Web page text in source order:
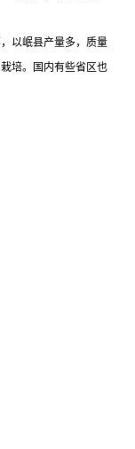
以岷县产量多，质量
培。国内有些省区也